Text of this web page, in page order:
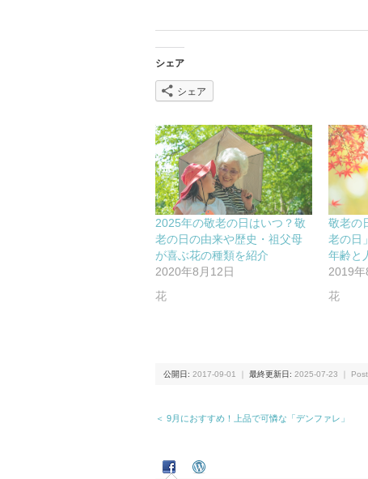
シェア
シェア
2025年の敬老の日はいつ？敬
老の日の由来や歴史・祖父母
が喜ぶ花の種類を紹介
2020年8月12日
花
敬老の
老の日
年齢と
2019年
花
公開日: 2017-09-01 最終更新日: 2025-07-23 ｜
＜ 9月におすすめ！上品で可憐な「デンファレ」